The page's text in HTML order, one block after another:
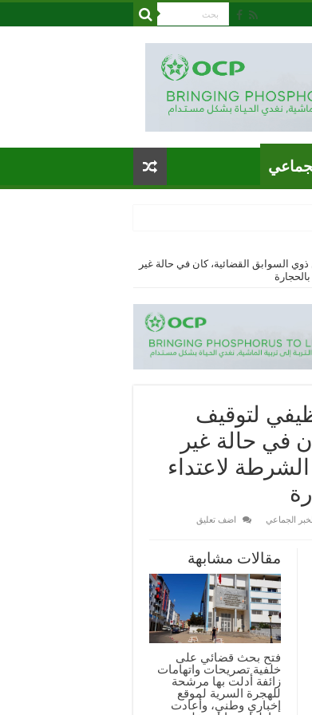
السوابق القضائية، كان في حالة غير
لتوقيف
في حالة غير
لاعتداء
الجماعي
اضف تعليق
مقالات مشابهة
فتح بحث قضائي على
خلفية تصريحات واتهامات
زائفة أدلت بها مرشحة
للهجرة السرية لموقع
إخباري وطني، وأعادت